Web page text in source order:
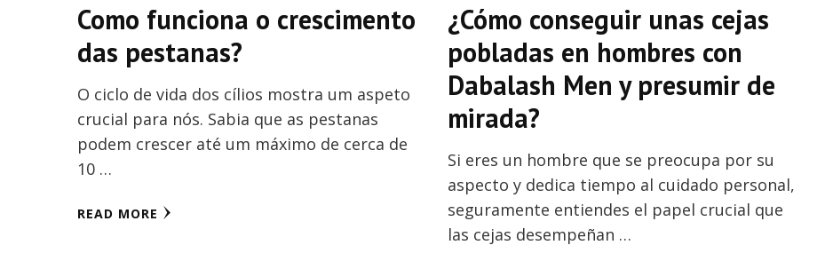
Como funciona o crescimento
das pestanas?
O ciclo de vida dos cílios mostra um aspeto
crucial para nós. Sabia que as pestanas
podem crescer até um máximo de cerca de
10 …
READ MORE
¿Cómo conseguir unas cejas
pobladas en hombres con
Dabalash Men y presumir de
mirada?
Si eres un hombre que se preocupa por su
aspecto y dedica tiempo al cuidado personal,
seguramente entiendes el papel crucial que
las cejas desempeñan …